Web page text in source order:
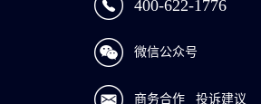
400-622-1776
微信公众号
商务合作 投诉建议